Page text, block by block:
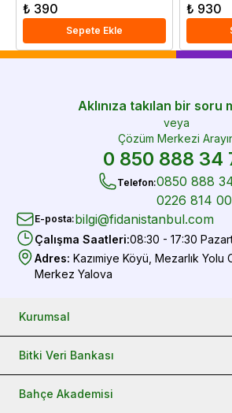
₺ 390
Sepete Ekle
₺ 930
Aklınıza takılan bir soru
veya
Çözüm Merkezi
0 850 888 34
Telefon:0850 888
0226 814
E-posta:bilgi@fidanistanbul.com
Çalışma Saatleri:08:30 - 17:30
Adres: Kazımiye Köyü, Mezarlık Yolu
Merkez Yalova
Kurumsal
Bitki Veri Bankası
Bahçe Akademisi